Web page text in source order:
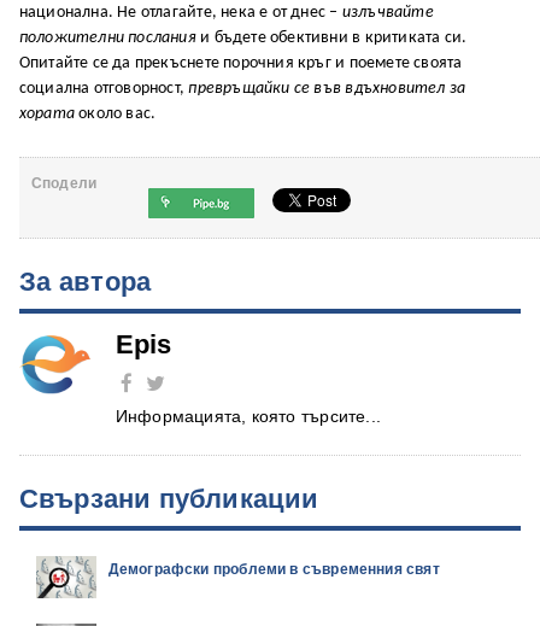
национална. Не отлагайте, нека е от днес – излъчвайте
положителни посланияи бъдете обективни в критиката си.
Опитайте се да прекъснете порочния кръг и поемете своята
социална отговорност,превръщайки се във вдъхновител за
хоратаоколо вас.
Сподели
За автора
Epis
Информацията, която търсите...
Свързани публикации
Демографски проблеми в съвременния свят